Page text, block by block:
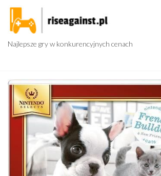
Przejdź
treści
Najlepsze gry w konkurencyjnych cenach